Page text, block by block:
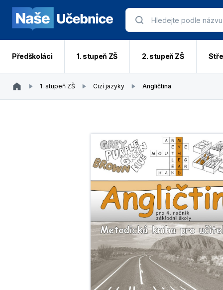
Předškoláci 1. stupeň ZŠ 2. stupeň ZŠ
1. stupeň ZŠ Cizí jazyky Angličtina